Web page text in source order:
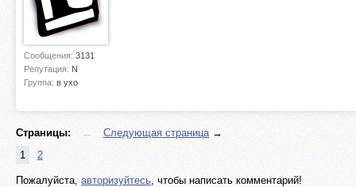
Сообщения: 3131
Репутация: N
Группа: в ухо
Страницы: ← Следующая страница→
1
2
Пожалуйста, авторизуйтесь, чтобы написать комментарий!